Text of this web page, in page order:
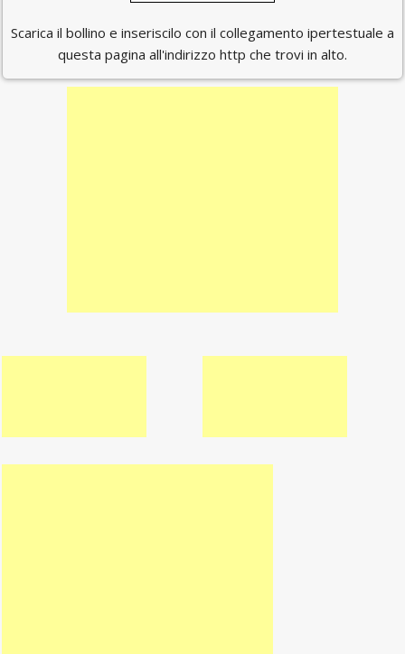
Scarica il bollino e inseriscilo con il collegamento ipertestuale a
questa pagina all'indirizzo http che trovi in alto.